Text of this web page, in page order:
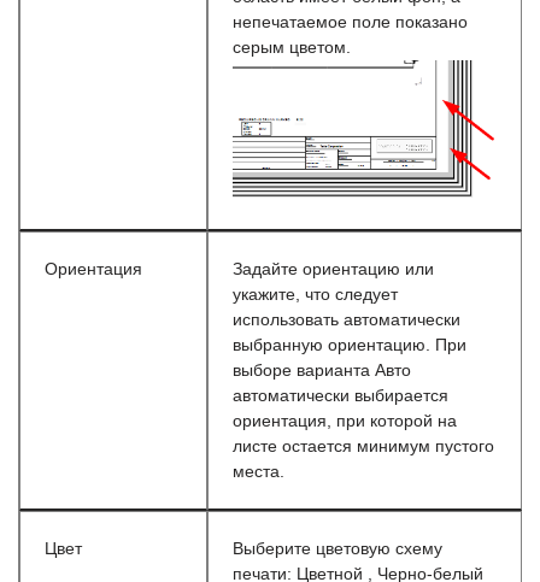
непечатаемое поле показано
серым цветом.
Ориентация
Задайте ориентацию или
укажите, что следует
использовать автоматически
выбранную ориентацию. При
выборе варианта Авто
автоматически выбирается
ориентация, при которой на
листе остается минимум пустого
места.
Цвет
Выберите цветовую схему
печати: Цветной , Черно-белый